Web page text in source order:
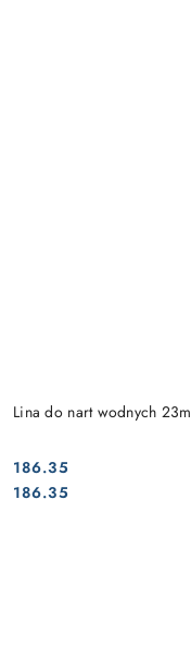
Lina do nart wodnych
Cena:
186.35
Cena:
186.35